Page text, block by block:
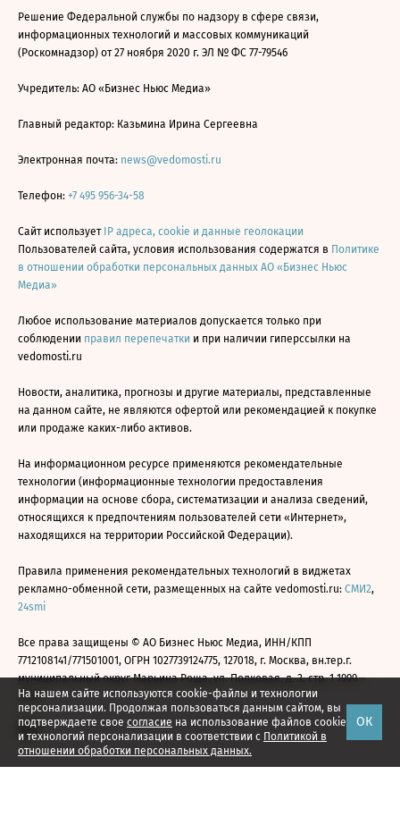
На нашем сайте используются cookie-файлы и технологии
персонализации. Продолжая пользоваться данным сайтом, вы
подтверждаете свое согласие на использование файлов cookie
и технологий персонализации в соответствии с Политикой в
отношении обработки персональных данных.
ОК
Решение Федеральной службы по надзору в сфере связи,
информационных технологий и массовых коммуникаций
(Роскомнадзор) от 27 ноября 2020 г. ЭЛ № ФС 77-79546
Учредитель: АО «Бизнес Ньюс Медиа»
Главный редактор: Казьмина Ирина Сергеевна
Электронная почта: news@vedomosti.ru
Телефон: +7 495 956-34-58
Сайт использует IP адреса, cookie и данные геолокации
Пользователей сайта, условия использования содержатся в Политике
в отношении обработки персональных данных АО «Бизнес Ньюс
Медиа»
Любое использование материалов допускается только при
соблюдении правил перепечатки и при наличии гиперссылки на
vedomosti.ru
Новости, аналитика, прогнозы и другие материалы, представленные
на данном сайте, не являются офертой или рекомендацией к покупке
или продаже каких-либо активов.
На информационном ресурсе применяются рекомендательные
технологии (информационные технологии предоставления
информации на основе сбора, систематизации и анализа сведений,
относящихся к предпочтениям пользователей сети «Интернет»,
находящихся на территории Российской Федерации).
Правила применения рекомендательных технологий в виджетах
рекламно-обменной сети, размещенных на сайте vedomosti.ru: СМИ2,
24smi
Все права защищены © АО Бизнес Ньюс Медиа, ИНН/КПП
7712108141/771501001, ОГРН 1027739124775, 127018, г. Москва, вн.тер.г.
муниципальный округ Марьина Роща, ул. Полковая, д. 3, стр. 1 1999—
2026